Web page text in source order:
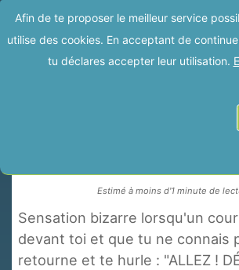
Il a du rappel ce
Estimé à moins d'1 minute de
Sensation bizarre lorsqu'un
devant toi et que tu ne connais
retourne et te hurle : "ALLEZ !
Afin de te proposer le meilleur service
utilise des cookies. En acceptant de
tu déclares accepter leur utilisation.